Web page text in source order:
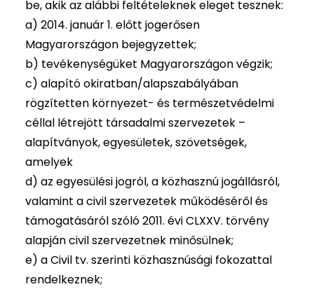
be, akik az alábbi feltételeknek eleget tesznek:
a) 2014. január 1. előtt jogerősen
Magyarországon bejegyzettek;
b) tevékenységüket Magyarországon végzik;
c) alapító okiratban/alapszabályában
rögzítetten környezet- és természetvédelmi
céllal létrejött társadalmi szervezetek –
alapítványok, egyesületek, szövetségek,
amelyek
d) az egyesülési jogról, a közhasznú jogállásról,
valamint a civil szervezetek működéséről és
támogatásáról szóló 2011. évi CLXXV. törvény
alapján civil szervezetnek minősülnek;
e) a Civil tv. szerinti közhasznúsági fokozattal
rendelkeznek;